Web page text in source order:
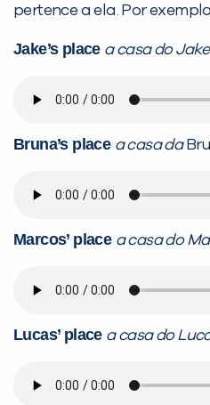
pertence a ela. Por
Jake’s place a casa do Jake
Bruna’s place a casa da
Marcos’ place a casa do
Lucas’ place a casa do